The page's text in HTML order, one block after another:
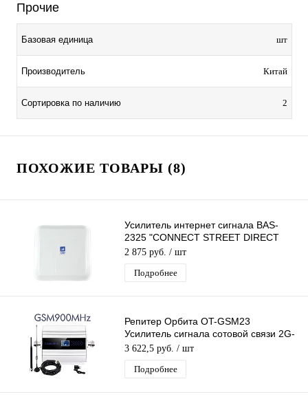
Прочие
Базовая единица шт
Производитель Китай
Сортировка по наличию 2
ПОХОЖИЕ ТОВАРЫ (8)
Усилитель интернет сигнала BAS-
2325 "CONNECT STREET DIRECT
3G/4G"
2 875 руб. / шт
Подробнее
Репитер Орбита OT-GSM23
Усилитель сигнала сотовой связи 2G-
900, Комплект Усилитель GSM+2
антенны GSM
3 622,5 руб. / шт
Подробнее